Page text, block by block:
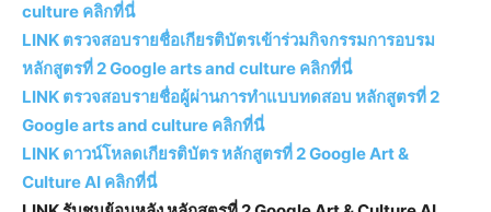
culture คลิกที่นี่
LINK ตรวจสอบรายชื่อเกียรติบัตรเข้าร่วมกิจกรรมการอบรม
หลักสูตรที่ 2 Google arts and culture คลิกที่นี่
LINK ตรวจสอบรายชื่อผู้ผ่านการทำแบบทดสอบ หลักสูตรที่ 2
Google arts and culture คลิกที่นี่
LINK ดาวน์โหลดเกียรติบัตร หลักสูตรที่ 2 Google Art &
Culture AI คลิกที่นี่